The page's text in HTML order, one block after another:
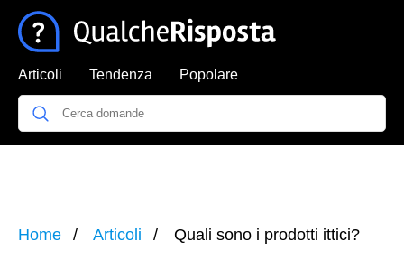
Articoli Tendenza Popolare
Home Articoli Quali sono i prodotti ittici?